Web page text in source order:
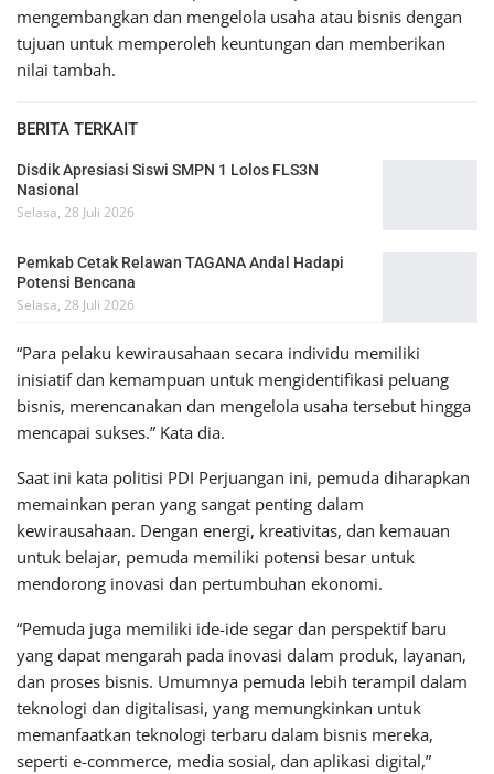
mengembangkan dan mengelola usaha atau bisnis dengan
tujuan untuk memperoleh keuntungan dan memberikan
nilai tambah.
BERITA TERKAIT
Disdik Apresiasi Siswi SMPN 1 Lolos FLS3N
Nasional
Selasa, 28 Juli 2026
Pemkab Cetak Relawan TAGANA Andal Hadapi
Potensi Bencana
Selasa, 28 Juli 2026
“Para pelaku kewirausahaan secara individu memiliki
inisiatif dan kemampuan untuk mengidentifikasi peluang
bisnis, merencanakan dan mengelola usaha tersebut hingga
mencapai sukses.” Kata dia.
Saat ini kata politisi PDI Perjuangan ini, pemuda diharapkan
memainkan peran yang sangat penting dalam
kewirausahaan. Dengan energi, kreativitas, dan kemauan
untuk belajar, pemuda memiliki potensi besar untuk
mendorong inovasi dan pertumbuhan ekonomi.
“Pemuda juga memiliki ide-ide segar dan perspektif baru
yang dapat mengarah pada inovasi dalam produk, layanan,
dan proses bisnis. Umumnya pemuda lebih terampil dalam
teknologi dan digitalisasi, yang memungkinkan untuk
memanfaatkan teknologi terbaru dalam bisnis mereka,
seperti e-commerce, media sosial, dan aplikasi digital,”